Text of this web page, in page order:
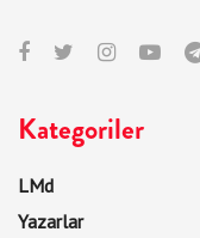
Kategoriler
LMd
Yazarlar